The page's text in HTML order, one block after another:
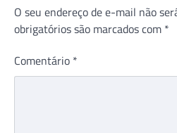
O seu endereço de e-mail não
obrigatórios são marcados com *
Comentário *